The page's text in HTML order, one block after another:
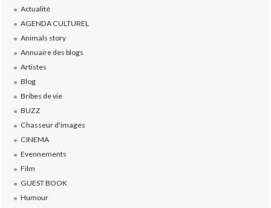
Actualité
AGENDA CULTUREL
Animals story
Annuaire des blogs
Artistes
Blog
Bribes de vie
BUZZ
Chasseur d'images
CINEMA
Evennements
Film
GUEST BOOK
Humour